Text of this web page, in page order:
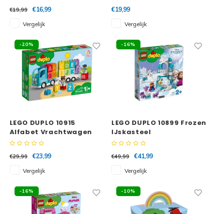
€19,99
€16,99
Vergelijk
€19,99
Vergelijk
-20%
LEGO DUPLO 10915
Alfabet Vrachtwagen
€29,99
€23,99
Vergelijk
-16%
LEGO DUPLO 10899 Frozen
IJskasteel
€49,99
€41,99
Vergelijk
-16% -10%